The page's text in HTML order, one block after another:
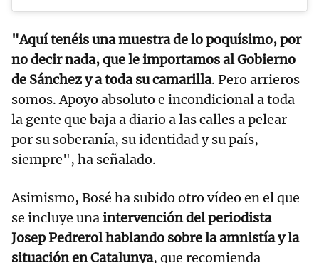
"Aquí tenéis una muestra de lo poquísimo, por
no decir nada, que le importamos al Gobierno
de Sánchez y a toda su camarilla. Pero arrieros
somos. Apoyo absoluto e incondicional a toda
la gente que baja a diario a las calles a pelear
por su soberanía, su identidad y su país,
siempre", ha señalado.
Asimismo, Bosé ha subido otro vídeo en el que
se incluye unaintervención del periodista
Josep Pedrerol hablando sobre la amnistía y la
situación en Catalunya, que recomienda